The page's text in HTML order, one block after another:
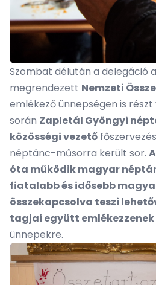
Szombat délután a delegáció
megrendezett Nemzeti
emlékező ünnepségen is
során Zapletál Gyöngyi
közösségi vezető
néptánc-műsorra került sor.
óta működik magyar
fiatalabb és idősebb
összekapcsolva teszi
tagjai együtt emlékezzenek
ünnepekre.